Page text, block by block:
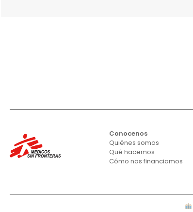
Conocenos
Quiénes somos
Qué hacemos
Cómo nos financiamos